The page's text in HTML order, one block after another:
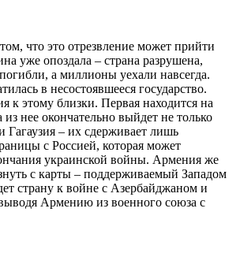
что это отрезвление может прийти
уже опоздала – страна разрушена,
а миллионы уехали навсегда.
в несостоявшееся государство.
к этому близки. Первая находится на
из нее окончательно выйдет не только
Гагаузия – их сдерживает лишь
с Россией, которая может
украинской войны. Армения же
с карты – поддерживаемый Западом
страну к войне с Азербайджаном и
Армению из военного союза с